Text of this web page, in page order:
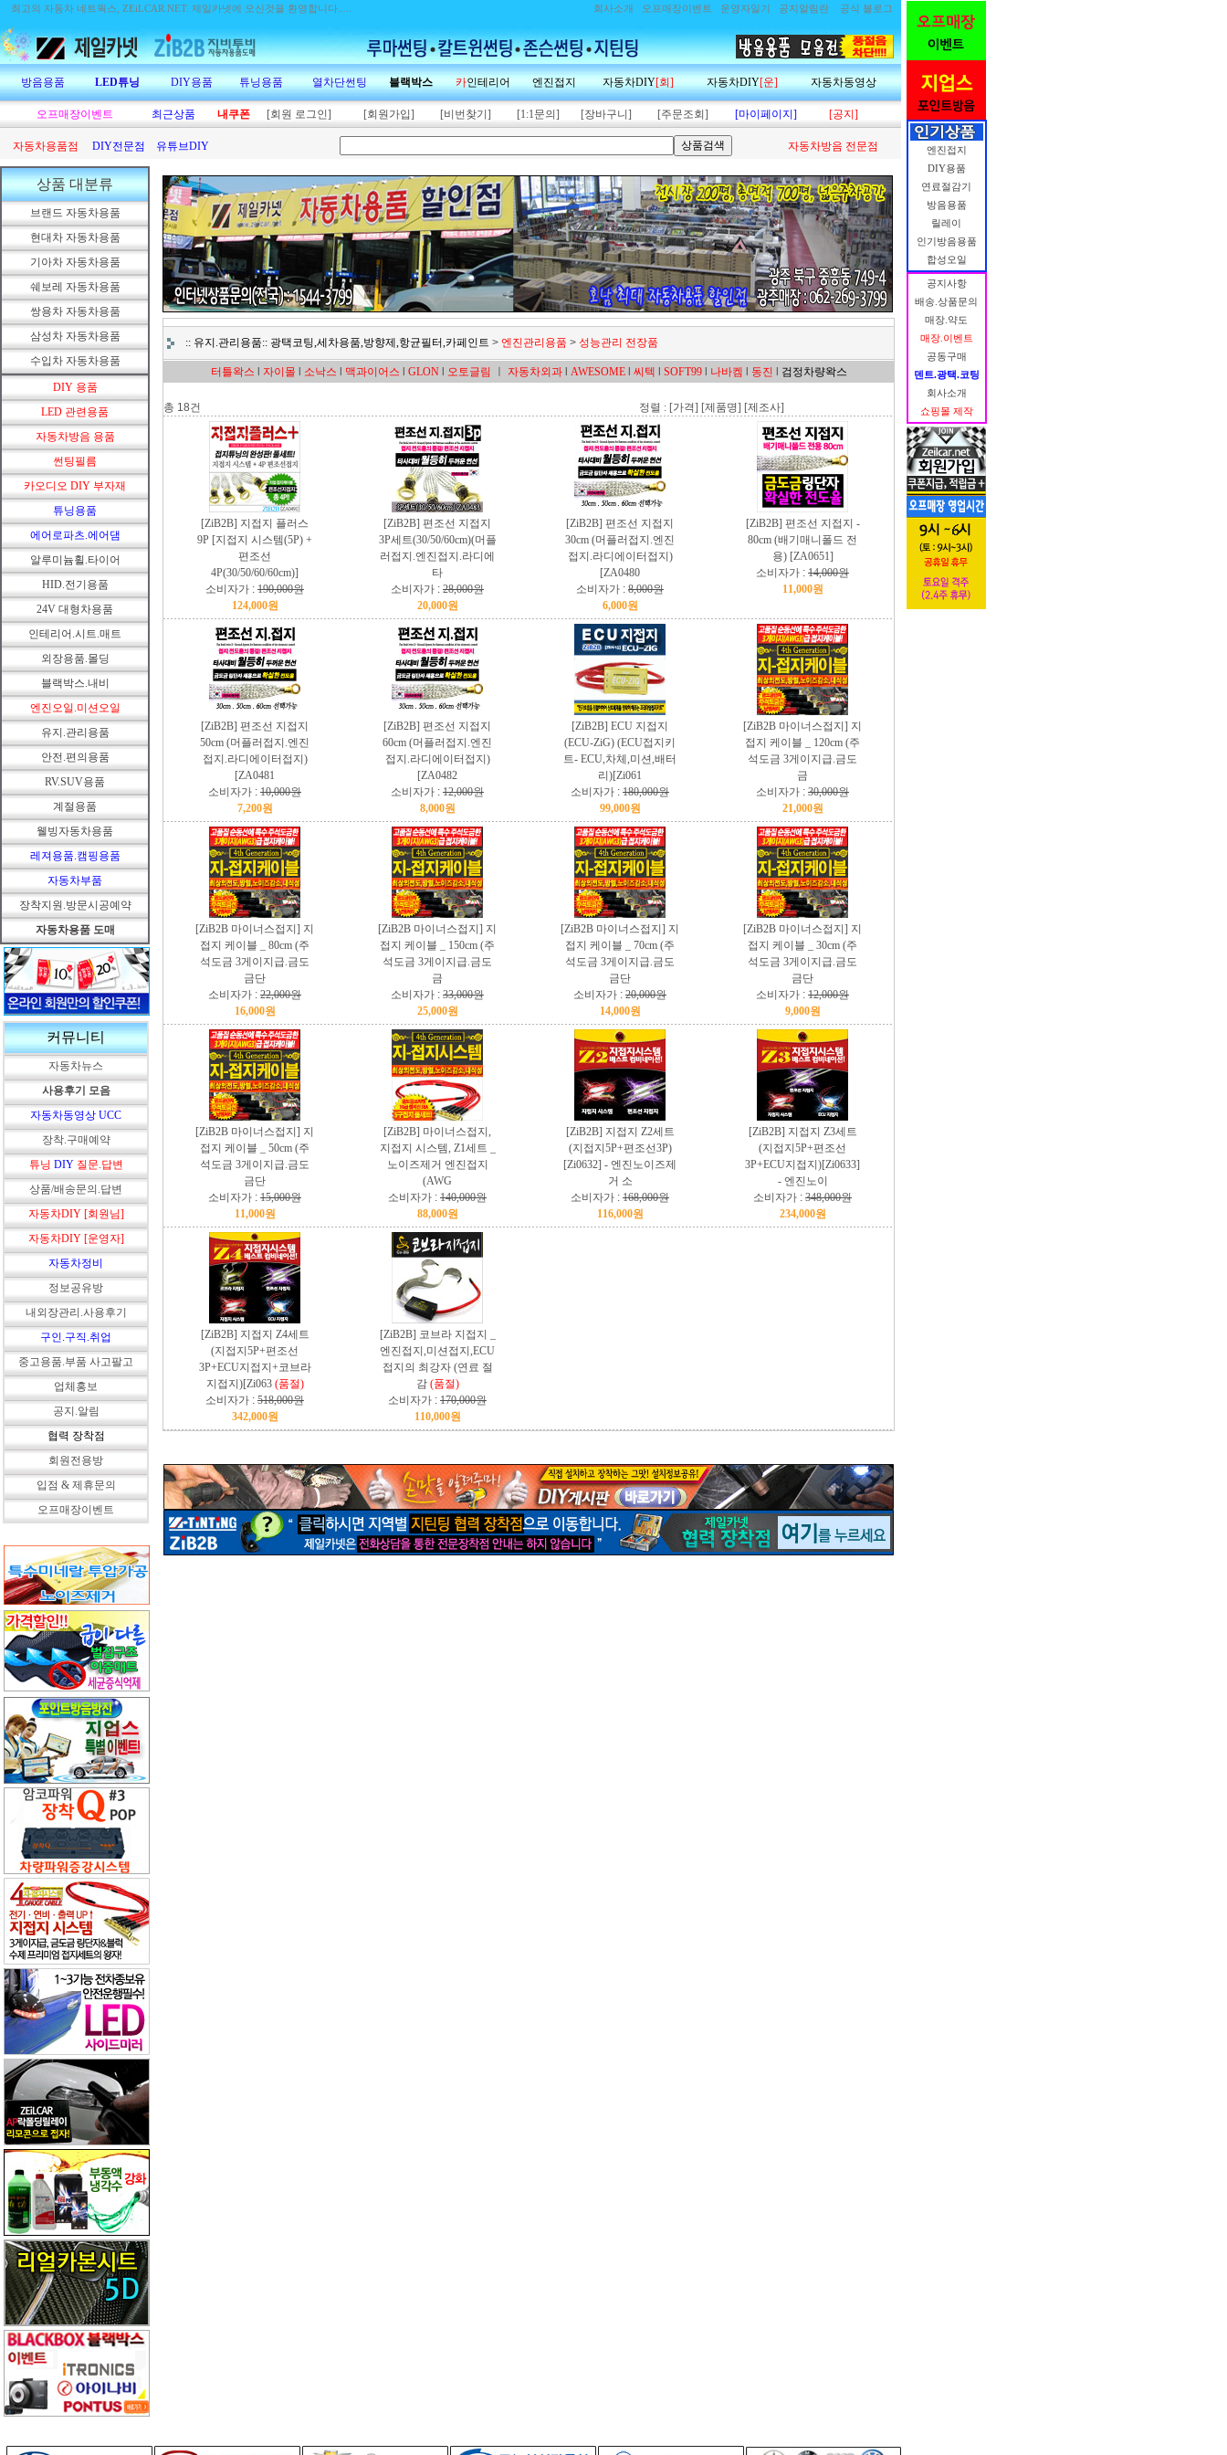
최고의 자동차 네트웍스, ZEiLCAR.NET. 제일카넷에 오신것을 환영합니다..... 회사소개 오프매장이벤트 운영자일기 공지알림란 공식 블로그
방음용품 LED튜닝 DIY용품 튜닝용품 열차단썬팅 블랙박스 카인테리어 엔진접지 자동차DIY[회] 자동차DIY[운] 자동차동영상
오프매장이벤트 최근상품 내쿠폰 [회원 로그인] [회원가입] [비번찾기] [1:1문의] [장바구니] [주문조회] [마이페이지] [공지]
자동차용품점 DIY전문점 유튜브DIY 자동차방음 전문점
상품 대분류
브랜드 자동차용품
현대차 자동차용품
기아차 자동차용품
쉐보레 자동차용품
쌍용차 자동차용품
삼성차 자동차용품
수입차 자동차용품
DIY 용품
LED 관련용품
자동차방음 용품
썬팅필름
카오디오 DIY 부자재
튜닝용품
에어로파츠.에어댐
알루미늄휠.타이어
HID.전기용품
24V 대형차용품
인테리어.시트.매트
외장용품.몰딩
블랙박스.내비
엔진오일.미션오일
유지.관리용품
안전.편의용품
RV.SUV용품
계절용품
웰빙자동차용품
레져용품.캠핑용품
자동차부품
장착지원.방문시공예약
자동차용품 도매
커뮤니티
자동차뉴스
사용후기 모음
자동차동영상 UCC
장착.구매예약
튜닝 DIY 질문.답변
상품/배송문의.답변
자동차DIY [회원님]
자동차DIY [운영자]
자동차정비
정보공유방
내외장관리.사용후기
구인.구직.취업
중고용품.부품 사고팔고
업체홍보
공지.알림
협력 장착점
회원전용방
입점 & 제휴문의
오프매장이벤트
:: 유지.관리용품:: 광택코팅,세차용품,방향제,항균필터,카페인트 > 엔진관리용품 > 성능관리 전장품
터틀왁스 자이몰 소낙스 맥과이어스 GLONl 오토글림 자동차외과l AWESOMEl 씨텍 SOFT99l 나바켐 동진 검정차량왁스
총 18건 정렬 : [가격] [제품명] [제조사]
[ZiB2B] 지접지 플러스
9P [지접지 시스템(5P) +
편조선
4P(30/50/60/60cm)]
소비자가 : 190,000원
124,000원
[ZiB2B] 편조선 지접지
3P세트(30/50/60cm)(머플
러접지.엔진접지.라디에
타
소비자가 : 28,000원
20,000원
[ZiB2B] 편조선 지접지
30cm (머플러접지.엔진
접지.라디에이터접지)
[ZA0480
소비자가 : 8,000원
6,000원
[ZiB2B] 편조선 지접지 -
80cm (배기매니폴드 전
용) [ZA0651]
소비자가 : 14,000원
11,000원
[ZiB2B] 편조선 지접지
50cm (머플러접지.엔진
접지.라디에이터접지)
[ZA0481
소비자가 : 10,000원
7,200원
[ZiB2B] 편조선 지접지
60cm (머플러접지.엔진
접지.라디에이터접지)
[ZA0482
소비자가 : 12,000원
8,000원
[ZiB2B] ECU 지접지
(ECU-ZiG) (ECU접지키
트- ECU,차체,미션,배터
리)[Zi061
소비자가 : 180,000원
99,000원
[ZiB2B 마이너스접지] 지
접지 케이블 _ 120cm (주
석도금 3게이지급.금도
금
소비자가 : 30,000원
21,000원
[ZiB2B 마이너스접지] 지
접지 케이블 _ 80cm (주
석도금 3게이지급.금도
금단
소비자가 : 22,000원
16,000원
[ZiB2B 마이너스접지] 지
접지 케이블 _ 150cm (주
석도금 3게이지급.금도
금
소비자가 : 33,000원
25,000원
[ZiB2B 마이너스접지] 지
접지 케이블 _ 70cm (주
석도금 3게이지급.금도
금단
소비자가 : 20,000원
14,000원
[ZiB2B 마이너스접지] 지
접지 케이블 _ 30cm (주
석도금 3게이지급.금도
금단
소비자가 : 12,000원
9,000원
[ZiB2B 마이너스접지] 지
접지 케이블 _ 50cm (주
석도금 3게이지급.금도
금단
소비자가 : 15,000원
11,000원
[ZiB2B] 마이너스접지,
지접지 시스템, Z1세트 _
노이즈제거 엔진접지
(AWG
소비자가 : 140,000원
88,000원
[ZiB2B] 지접지 Z2세트
(지접지5P+편조선3P)
[Zi0632] - 엔진노이즈제
거 소
소비자가 : 168,000원
116,000원
[ZiB2B] 지접지 Z3세트
(지접지5P+편조선
3P+ECU지접지)[Zi0633]
- 엔진노이
소비자가 : 348,000원
234,000원
[ZiB2B] 지접지 Z4세트
(지접지5P+편조선
3P+ECU지접지+코브라
지접지)[Zi063 (품절)
소비자가 : 518,000원
342,000원
[ZiB2B] 코브라 지접지 _
엔진접지,미션접지,ECU
접지의 최강자 (연료 절
감 (품절)
소비자가 : 170,000원
110,000원
엔진접지
DIY용품
연료절감기
방음용품
릴레이
인기방음용품
합성오일
공지사항
배송.상품문의
매장.약도
매장.이벤트
공동구매
덴트.광택.코팅
회사소개
쇼핑몰 제작